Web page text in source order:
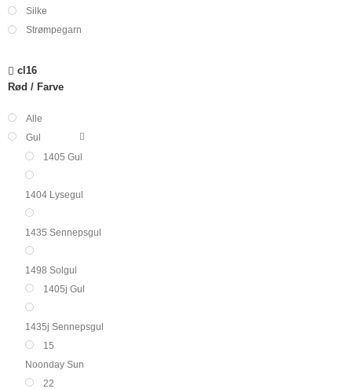
Silke
Strømpegarn
cl16
Rød
Farve
Alle
Gul
1405 Gul
1404 Lysegul
1435 Sennepsgul
1498 Solgul
1405j Gul
1435j Sennepsgul
15
Noonday Sun
22